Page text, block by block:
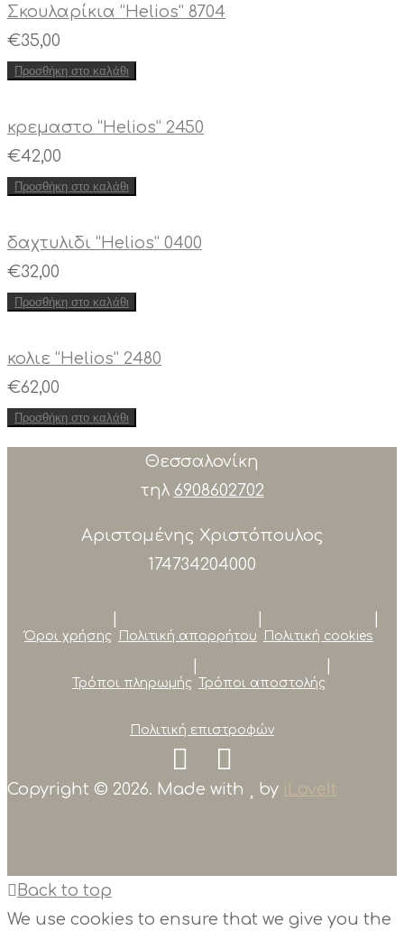
Σκουλαρίκια “Helios” 8704
€35,00
Προσθήκη στο καλάθι
κρεμαστο “Helios” 2450
€42,00
Προσθήκη στο καλάθι
δαχτυλιδι “Helios” 0400
€32,00
Προσθήκη στο καλάθι
κολιε “Helios” 2480
€62,00
Προσθήκη στο καλάθι
Θεσσαλονίκη
τηλ 6908602702
Αριστομένης Χριστόπουλος
174734204000
Όροι χρήσης Πολιτική απορρήτου Πολιτική cookies
Τρόποι πληρωμής Τρόποι αποστολής
Πολιτική επιστροφών
Copyright © 2026. Made with by iLoveIt
Back to top
We use cookies to ensure that we give you the